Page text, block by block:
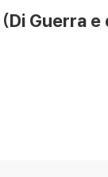
(Di